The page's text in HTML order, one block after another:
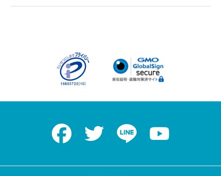
Facebook Twitter